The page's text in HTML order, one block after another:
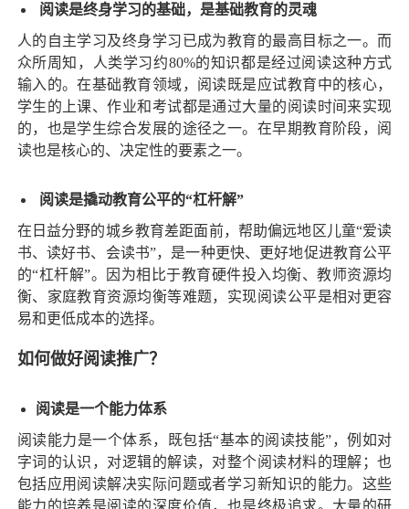
阅读是终身学习的基础，是基础教育的灵魂
人的自主学习及终身学习已成为教育的最高目标之一。而
众所周知，人类学习约80%的知识都是经过阅读这种方式
输入的。在基础教育领域，阅读既是应试教育中的核心，
学生的上课、作业和考试都是通过大量的阅读时间来实现
的，也是学生综合发展的途径之一。在早期教育阶段，阅
读也是核心的、决定性的要素之一。
阅读是撬动教育公平的“杠杆解”
在日益分野的城乡教育差距面前，帮助偏远地区儿童“爱读
书、读好书、会读书”，是一种更快、更好地促进教育公平
的“杠杆解”。因为相比于教育硬件投入均衡、教师资源均
衡、家庭教育资源均衡等难题，实现阅读公平是相对更容
易和更低成本的选择。
如何做好阅读推广？
阅读是一个能力体系
阅读能力是一个体系，既包括“基本的阅读技能”，例如对
字词的认识，对逻辑的解读，对整个阅读材料的理解；也
包括应用阅读解决实际问题或者学习新知识的能力。这些
能力的培养是阅读的深度价值，也是终极追求。大量的研